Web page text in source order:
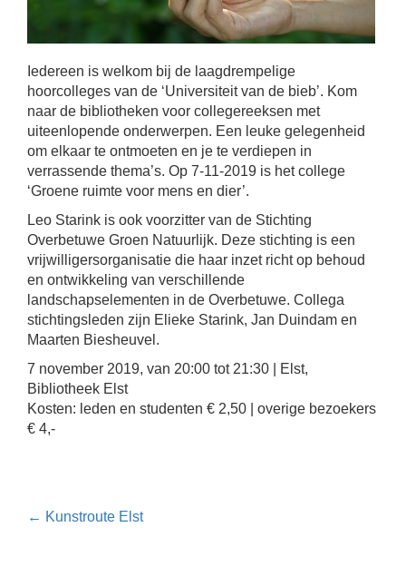
Iedereen is welkom bij de laagdrempelige
hoorcolleges van de ‘Universiteit van de bieb’. Kom
naar de bibliotheken voor collegereeksen met
uiteenlopende onderwerpen. Een leuke gelegenheid
om elkaar te ontmoeten en je te verdiepen in
verrassende thema’s. Op 7-11-2019 is het college
‘Groene ruimte voor mens en dier’.
Leo Starink is ook voorzitter van de Stichting
Overbetuwe Groen Natuurlijk. Deze stichting is een
vrijwilligersorganisatie die haar inzet richt op behoud
en ontwikkeling van verschillende
landschapselementen in de Overbetuwe. Collega
stichtingsleden zijn Elieke Starink, Jan Duindam en
Maarten Biesheuvel.
7 november 2019, van 20:00 tot 21:30 | Elst,
Bibliotheek Elst
Kosten: leden en studenten € 2,50 | overige bezoekers
€ 4,-
Bericht
← Kunstroute Elst